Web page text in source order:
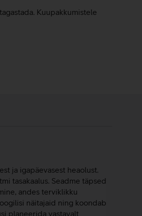
Kuupakkumistele
ja igapäevasest heaolust.
tasakaalus. Seadme täpsed
andes terviklikku
näitajaid ning koondab
planeerida vastavalt